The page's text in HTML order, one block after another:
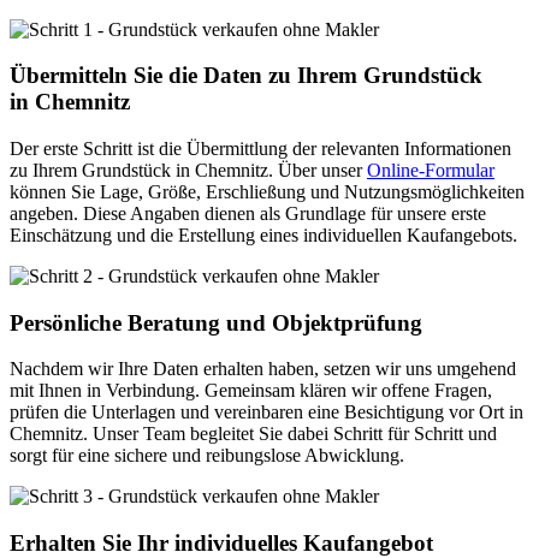
Übermitteln Sie die Daten zu Ihrem Grundstück
in Chemnitz
Der erste Schritt ist die Übermittlung der relevanten Informationen
zu Ihrem Grundstück in Chemnitz. Über unserOnline-Formular
können Sie Lage, Größe, Erschließung und Nutzungsmöglichkeiten
angeben. Diese Angaben dienen als Grundlage für unsere erste
Einschätzung und die Erstellung eines individuellen Kaufangebots.
Persönliche Beratung und Objektprüfung
Nachdem wir Ihre Daten erhalten haben, setzen wir uns umgehend
mit Ihnen in Verbindung. Gemeinsam klären wir offene Fragen,
prüfen die Unterlagen und vereinbaren eine Besichtigung vor Ort in
Chemnitz. Unser Team begleitet Sie dabei Schritt für Schritt und
sorgt für eine sichere und reibungslose Abwicklung.
Erhalten Sie Ihr individuelles Kaufangebot